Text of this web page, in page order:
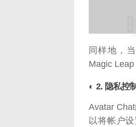
同样地，
Magic
◐ 2. 隐私控
Avatar
以将帐户